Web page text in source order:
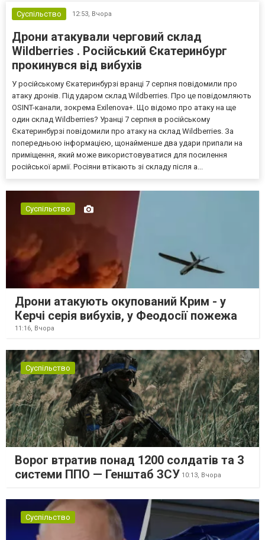
Суспільство 12:53, Вчора
Дрони атакували черговий склад
Wildberries . Російський Єкатеринбург
прокинувся від вибухів
У російському Єкатеринбурзі вранці 7 серпня повідомили про
атаку дронів. Під ударом склад Wildberries. Про це повідомляють
OSINT-канали, зокрема Exilenova+. Що відомо про атаку на ще
один склад Wildberries? Уранці 7 серпня в російському
Єкатеринбурзі повідомили про атаку на склад Wildberries. За
попередньою інформацією, щонайменше два удари припали на
приміщення, який може використовуватися для посилення
російської армії. Росіяни втікають зі складу після а...
Суспільство
Дрони атакують окупований Крим - у
Керчі серія вибухів, у Феодосії пожежа
11:16, Вчора
Суспільство
Ворог втратив понад 1200 солдатів та 3
системи ППО — Генштаб ЗСУ 10:13, Вчора
Суспільство